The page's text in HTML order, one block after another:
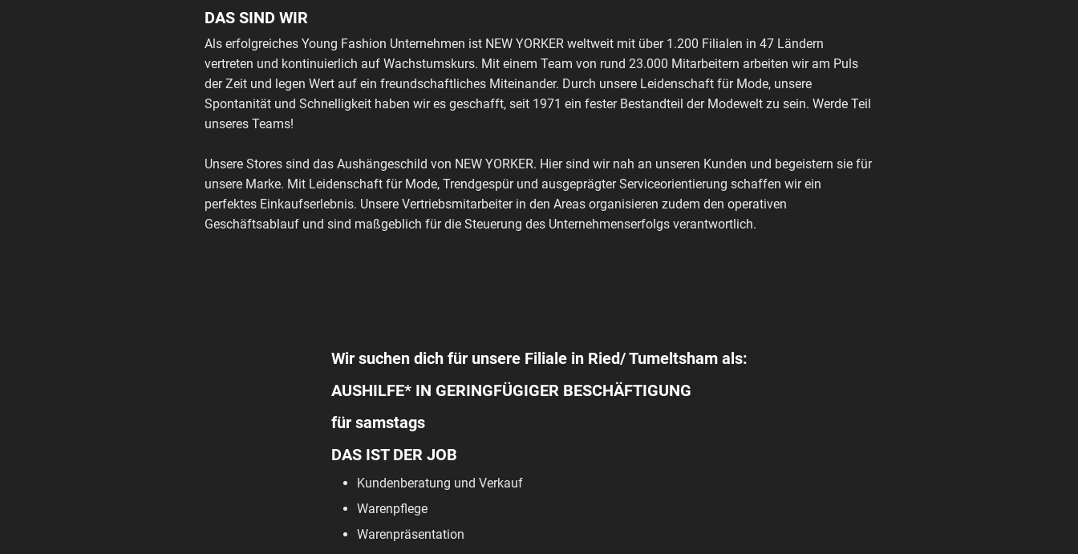
DAS SIND WIR
Als erfolgreiches Young Fashion Unternehmen ist NEW YORKER weltweit mit über 1.200 Filialen in 47 Ländern
vertreten und kontinuierlich auf Wachstumskurs. Mit einem Team von rund 23.000 Mitarbeitern arbeiten wir am Puls
der Zeit und legen Wert auf ein freundschaftliches Miteinander. Durch unsere Leidenschaft für Mode, unsere
Spontanität und Schnelligkeit haben wir es geschafft, seit 1971 ein fester Bestandteil der Modewelt zu sein. Werde Teil
unseres Teams!
Unsere Stores sind das Aushängeschild von NEW YORKER. Hier sind wir nah an unseren Kunden und begeistern sie für
unsere Marke. Mit Leidenschaft für Mode, Trendgespür und ausgeprägter Serviceorientierung schaffen wir ein
perfektes Einkaufserlebnis. Unsere Vertriebsmitarbeiter in den Areas organisieren zudem den operativen
Geschäftsablauf und sind maßgeblich für die Steuerung des Unternehmenserfolgs verantwortlich.
Wir suchen dich für unsere Filiale in Ried/ Tumeltsham als:
AUSHILFE* IN GERINGFÜGIGER BESCHÄFTIGUNG
für samstags
DAS IST DER JOB
Kundenberatung und Verkauf
Warenpflege
Warenpräsentation